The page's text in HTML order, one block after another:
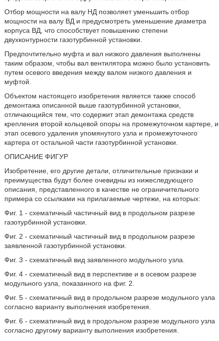
Отбор мощности на валу НД позволяет уменьшить отбор
мощности на валу ВД и предусмотреть уменьшение диаметра
корпуса ВД, что способствует повышению степени
двухконтурности газотурбинной установки.
Предпочтительно муфта и вал низкого давления выполнены
таким образом, чтобы вал вентилятора можно было установить
путем осевого введения между валом низкого давления и
муфтой.
Объектом настоящего изобретения является также способ
демонтажа описанной выше газотурбинной установки,
отличающийся тем, что содержит этап демонтажа средств
крепления второй кольцевой опоры на промежуточном картере, и
этап осевого удаления упомянутого узла и промежуточного
картера от остальной части газотурбинной установки.
ОПИСАНИЕ ФИГУР
Изобретение, его другие детали, отличительные признаки и
преимущества будут более очевидны из нижеследующего
описания, представленного в качестве не ограничительного
примера со ссылками на прилагаемые чертежи, на которых:
Фиг. 1 - схематичный частичный вид в продольном разрезе
газотурбинной установки.
Фиг. 2 - схематичный частичный вид в продольном разрезе
заявленной газотурбинной установки.
Фиг. 3 - схематичный вид заявленного модульного узла.
Фиг. 4 - схематичный вид в перспективе и в осевом разрезе
модульного узла, показанного на фиг. 2.
Фиг. 5 - схематичный вид в продольном разрезе модульного узла
согласно варианту выполнения изобретения.
Фиг. 6 - схематичный вид в продольном разрезе модульного узла
согласно другому варианту выполнения изобретения.